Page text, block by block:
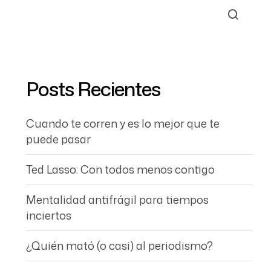
Posts Recientes
Cuando te corren y es lo mejor que te
puede pasar
Ted Lasso: Con todos menos contigo
Mentalidad antifrágil para tiempos
inciertos
¿Quién mató (o casi) al periodismo?